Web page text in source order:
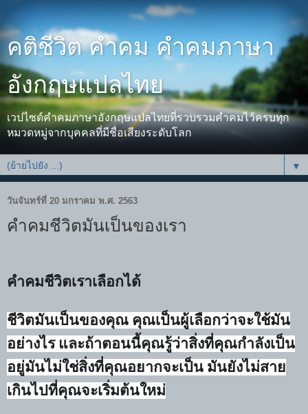
คติชีวิต คำคม คำคมภาษา
อังกฤษแปลไทย
เวปไซด์คำคมภาษาอังกฤษแปลไทยที่รวบรวมคำคมไว้ครบทุก
หมวดหมู่จากบุคคลที่มีชื่อเสียงระดับโลก
▼
วันจันทร์ที่ 20 มกราคม พ.ศ. 2563
คำคมชีวิตมันเป็นของเรา
คำคมชีวิตเราเลือกได้
ชีวิตมันเป็นของคุณ คุณเป็นผู้เลือกว่าจะใช้มัน
อย่างไร และถ้าตอนนี้คุณรู้ว่าสิ่งที่คุณกำลังเป็น
อยู่มันไม่ใช่สิ่งที่คุณอยากจะเป็น มันยังไม่สาย
เกินไปที่คุณจะเริ่มต้นใหม่